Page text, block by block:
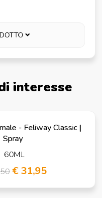
interesse
- Feliway Classic |
Spray
60ML
€ 31,95